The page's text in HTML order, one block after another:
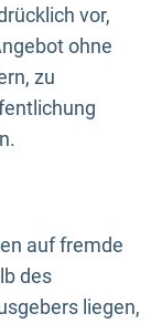
vor,
ohne
zu
auf fremde
des
liegen,